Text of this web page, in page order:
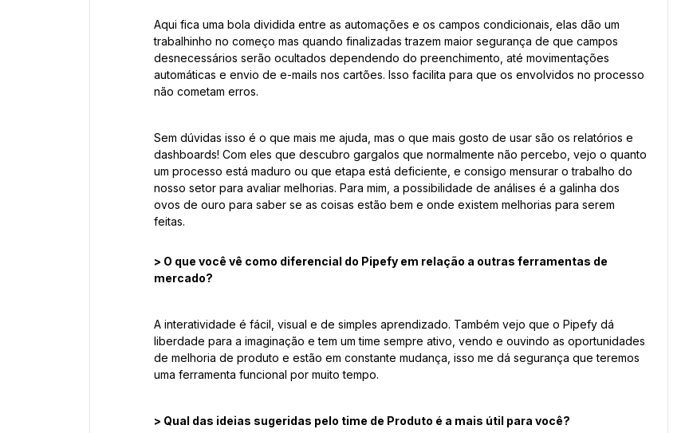
Aqui fica uma bola dividida entre as automações e os campos condicionais, elas dão um
trabalhinho no começo mas quando finalizadas trazem maior segurança de que campos
desnecessários serão ocultados dependendo do preenchimento, até movimentações
automáticas e envio de e-mails nos cartões. Isso facilita para que os envolvidos no processo
não cometam erros.
Sem dúvidas isso é o que mais me ajuda, mas o que mais gosto de usar são os relatórios e
dashboards! Com eles que descubro gargalos que normalmente não percebo, vejo o quanto
um processo está maduro ou que etapa está deficiente, e consigo mensurar o trabalho do
nosso setor para avaliar melhorias. Para mim, a possibilidade de análises é a galinha dos
ovos de ouro para saber se as coisas estão bem e onde existem melhorias para serem
feitas.
> O que você vê como diferencial do Pipefy em relação a outras ferramentas de
mercado?
A interatividade é fácil, visual e de simples aprendizado. Também vejo que o Pipefy dá
liberdade para a imaginação e tem um time sempre ativo, vendo e ouvindo as oportunidades
de melhoria de produto e estão em constante mudança, isso me dá segurança que teremos
uma ferramenta funcional por muito tempo.
> Qual das ideias sugeridas pelo time de Produto é a mais útil para você?